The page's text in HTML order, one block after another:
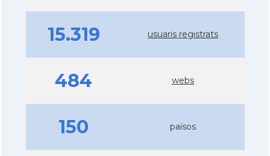
15.319 usuaris registrats
484 webs
150 països